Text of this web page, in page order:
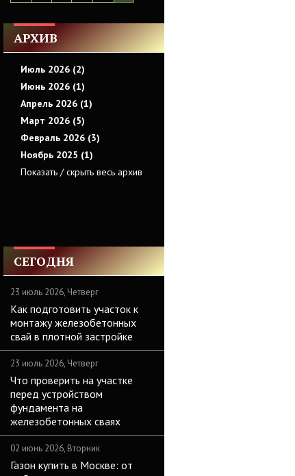
АРХИВ
Июль 2026 (2)
Июнь 2026 (1)
Апрель 2026 (1)
Март 2026 (5)
Февраль 2026 (3)
Ноябрь 2025 (1)
Показать / скрыть весь архив
СЕГОДНЯ
23 июль 2026, Четверг
Как подготовить участок к
монтажу железобетонных
свай в плотной застройке
23 июль 2026, Четверг
Что проверить на участке
перед устройством
фундамента на
железобетонных сваях
02 июнь 2026, Вторник
Газон купить в Москве: от